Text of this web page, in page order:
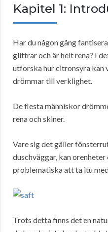
Kapitel 1:
Har du någon gång
glittrar och är helt rena? I
utforska hur citronsyra kan
drömmar till verklighet.
De flesta människor
rena och skiner.
Vare sig det gäller
duschväggar, kan
problematiska att ta itu
Trots detta finns det en